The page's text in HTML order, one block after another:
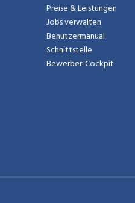
Preise & Leistungen
Jobs verwalten
Benutzermanual
Schnittstelle
Bewerber-Cockpit